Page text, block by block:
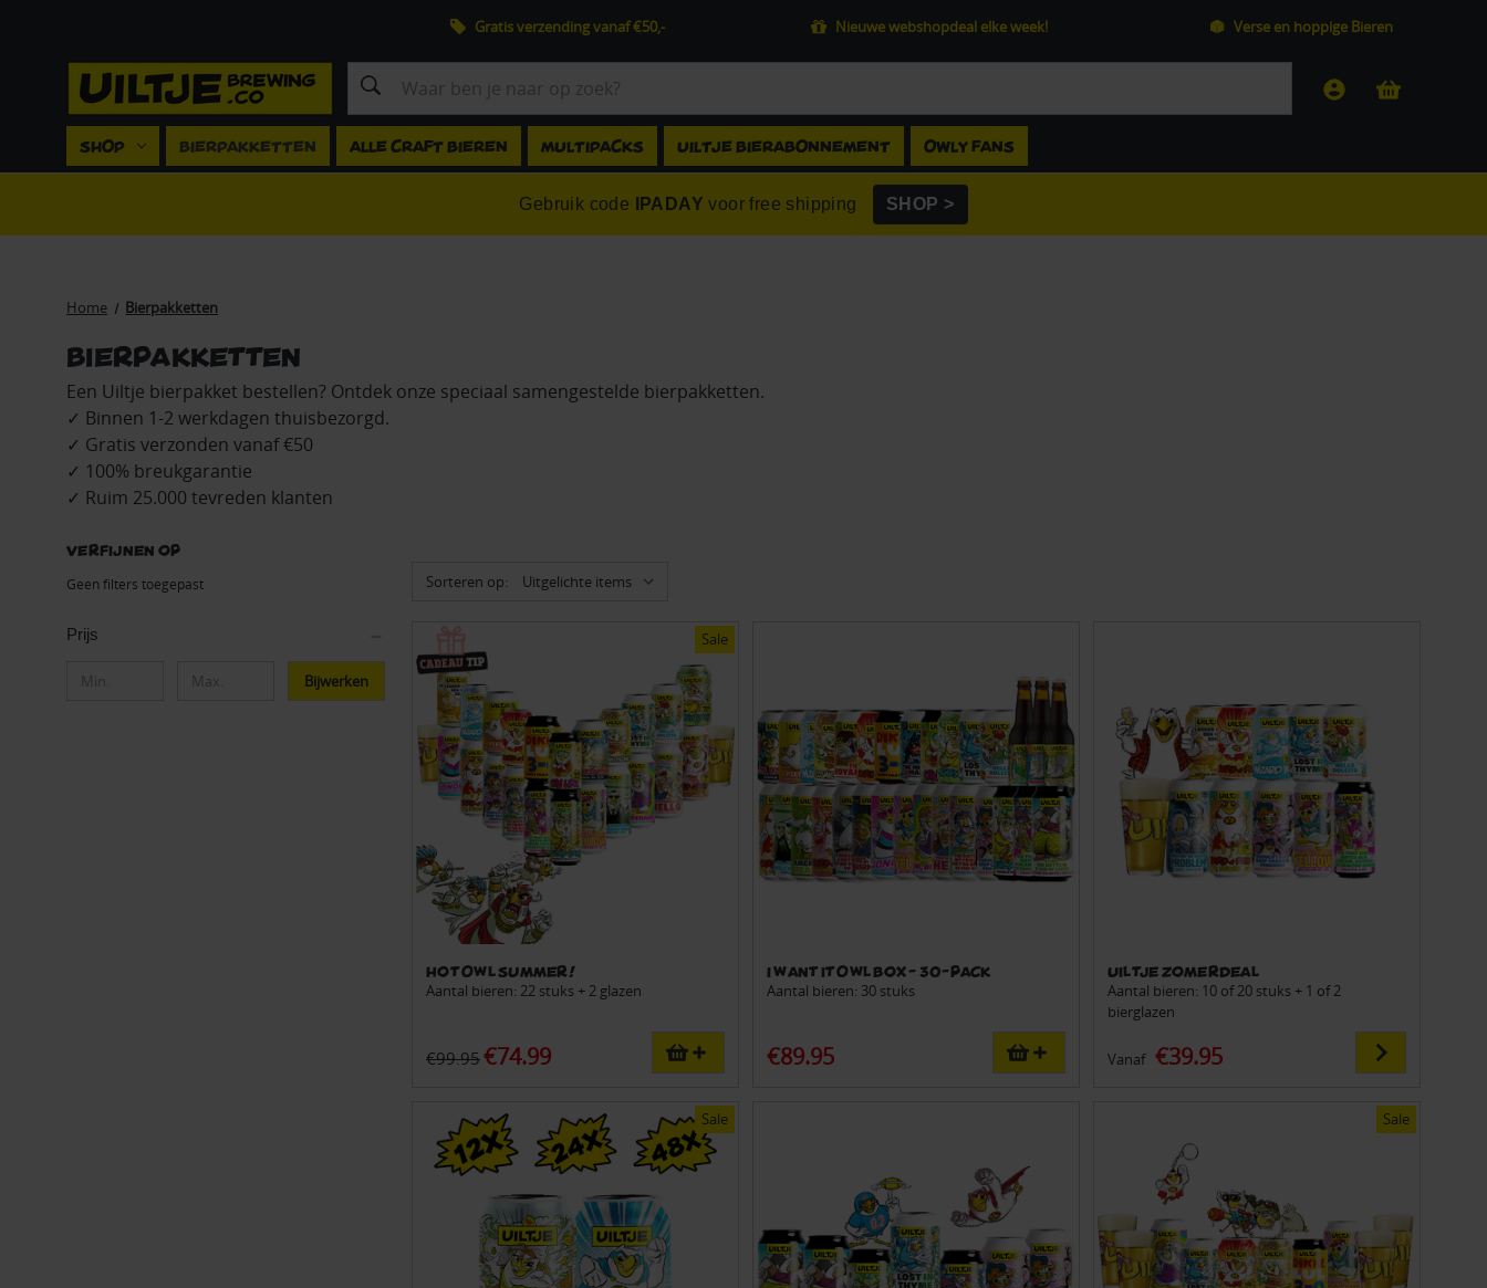
Gratis verzending vanaf €50,- Nieuwe webshopdeal elke week! Verse en hoppige Bieren
Zoeken
SHOP BIERPAKKETTEN ALLE CRAFT BIEREN MULTIPACKS UILTJE BIERABONNEMENT OWLY FANS
Gebruik code IPADAY voor free shipping SHOP >
Home Bierpakketten
Bierpakketten
Een Uiltje bierpakket bestellen? Ontdek onze speciaal samengestelde bierpakketten.
✓ Binnen 1-2 werkdagen thuisbezorgd.
✓ Gratis verzonden vanaf €50
✓ 100% breukgarantie
✓ Ruim 25.000 tevreden klanten
Verfijnen op
Geen filters toegepast
Prijs
Bijwerken
Sorteren op:
Sale
Hot Owl Summer!
Aantal bieren: 22 stuks + 2 glazen
€99.95€74.99
I want it Owl Box - 30-pack
Aantal bieren: 30 stuks
€89.95
Uiltje Zomerdeal
Aantal bieren: 10 of 20 stuks + 1 of 2
bierglazen
Vanaf €39.95
Sale Sale